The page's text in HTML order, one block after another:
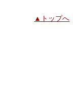
▲トップへ